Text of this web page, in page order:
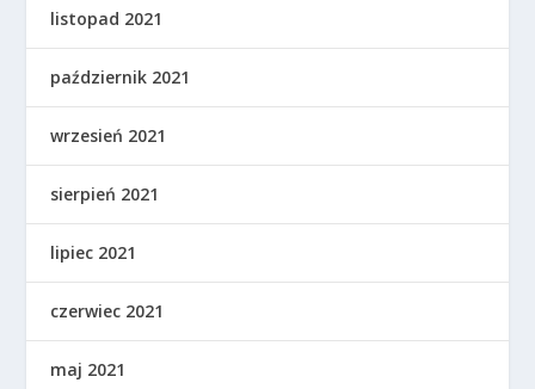
listopad 2021
październik 2021
wrzesień 2021
sierpień 2021
lipiec 2021
czerwiec 2021
maj 2021